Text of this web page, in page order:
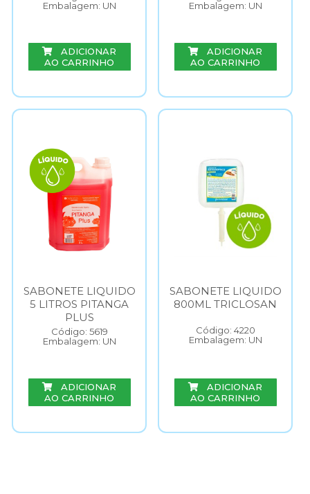
Embalagem: UN
ADICIONAR
AO CARRINHO
Embalagem: UN
ADICIONAR
AO CARRINHO
SABONETE LIQUIDO
5 LITROS PITANGA
PLUS
Código: 5619
Embalagem: UN
ADICIONAR
AO CARRINHO
SABONETE LIQUIDO
800ML TRICLOSAN
Código: 4220
Embalagem: UN
ADICIONAR
AO CARRINHO